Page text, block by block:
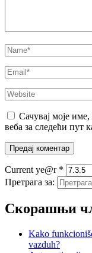
Сачувај моје
веба за следећи пут
Current ye@r *
Претрага за:
Скорашњи
Kako
vazduh?